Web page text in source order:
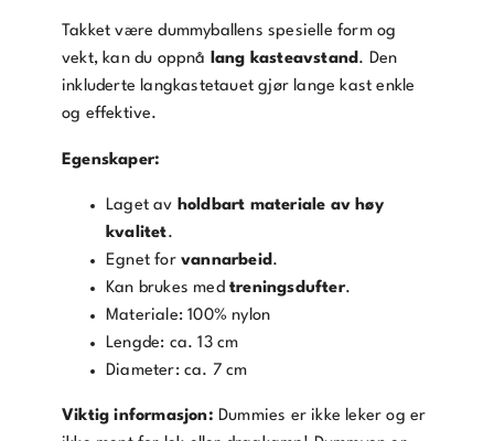
Takket være dummyballens spesielle form og
vekt, kan du oppnå lang kasteavstand. Den
inkluderte langkastetauet gjør lange kast enkle
og effektive.
Egenskaper:
Laget av holdbart materiale av høy
kvalitet.
Egnet for vannarbeid .
Kan brukes med treningsdufter.
Materiale: 100% nylon
Lengde: ca. 13 cm
Diameter: ca. 7 cm
Viktig informasjon: Dummies er ikke leker og er